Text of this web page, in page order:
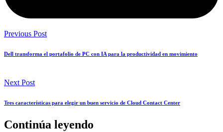
Previous Post
Dell transforma el portafolio de PC con IA para la productividad en movimiento
Next Post
Tres características para elegir un buen servicio de Cloud Contact Center
Continúa leyendo